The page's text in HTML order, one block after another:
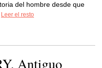
del hombre desde que
Leer el resto
Antiguo